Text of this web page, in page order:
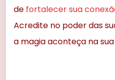
de fortalecer sua
Acredite no poder das
a magia aconteça na sua